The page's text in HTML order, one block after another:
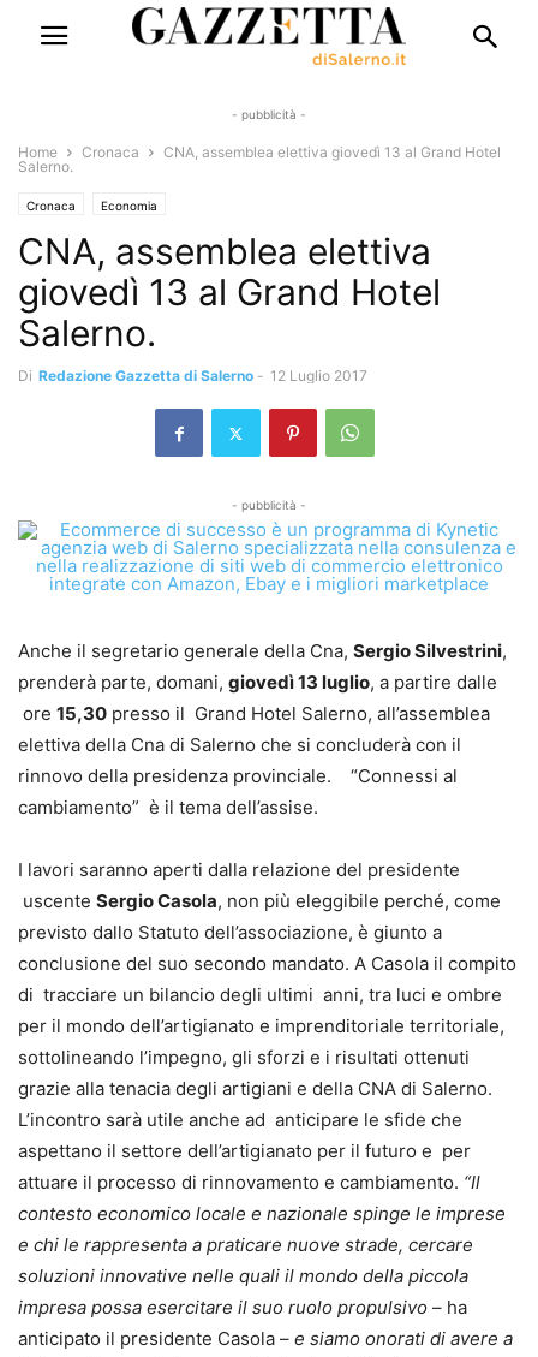
- pubblicità -
Home Cronaca
CNA, assemblea elettiva giovedì 13 al Grand Hotel
Salerno.
Cronaca Economia
CNA, assemblea elettiva
giovedì 13 al Grand Hotel
Salerno.
Di Redazione Gazzetta di Salerno - 12 Luglio 2017
- pubblicità -
Anche il segretario generale della Cna, Sergio Silvestrini,
prenderà parte, domani, giovedì 13 luglio, a partire dalle
ore 15,30 presso il Grand Hotel Salerno, all’assemblea
elettiva della Cna di Salerno che si concluderà con il
rinnovo della presidenza provinciale. “Connessi al
cambiamento” è il tema dell’assise.
I lavori saranno aperti dalla relazione del presidente
uscente Sergio Casola, non più eleggibile perché, come
previsto dallo Statuto dell’associazione, è giunto a
conclusione del suo secondo mandato. A Casola il compito
di tracciare un bilancio degli ultimi anni, tra luci e ombre
per il mondo dell’artigianato e imprenditoriale territoriale,
sottolineando l’impegno, gli sforzi e i risultati ottenuti
grazie alla tenacia degli artigiani e della CNA di Salerno.
L’incontro sarà utile anche ad anticipare le sfide che
aspettano il settore dell’artigianato per il futuro e per
attuare il processo di rinnovamento e cambiamento. “Il
contesto economico locale e nazionale spinge le imprese
e chi le rappresenta a praticare nuove strade, cercare
soluzioni innovative nelle quali il mondo della piccola
impresa possa esercitare il suo ruolo propulsivo – ha
anticipato il presidente Casola – e siamo onorati di avere a